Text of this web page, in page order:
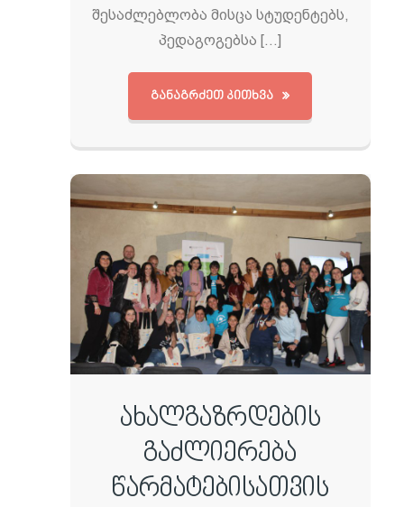
შესაძლებლობა მისცა სტუდენტებს,
პედაგოგებსა […]
ᲒᲐᲜᲐᲒᲠᲫᲔᲗ ᲙᲘᲗᲮᲕᲐ
ახალგაზრდების
გაძლიერება
წარმატებისათვის